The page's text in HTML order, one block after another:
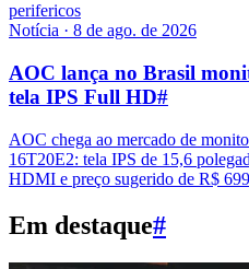
perifericos
Notícia · 8 de ago. de 2026
AOC lança no Brasil
tela IPS Full HD#
AOC chega ao mercado de
16T20E2: tela IPS de 15,6
HDMI e preço sugerido de R$
Em destaque#